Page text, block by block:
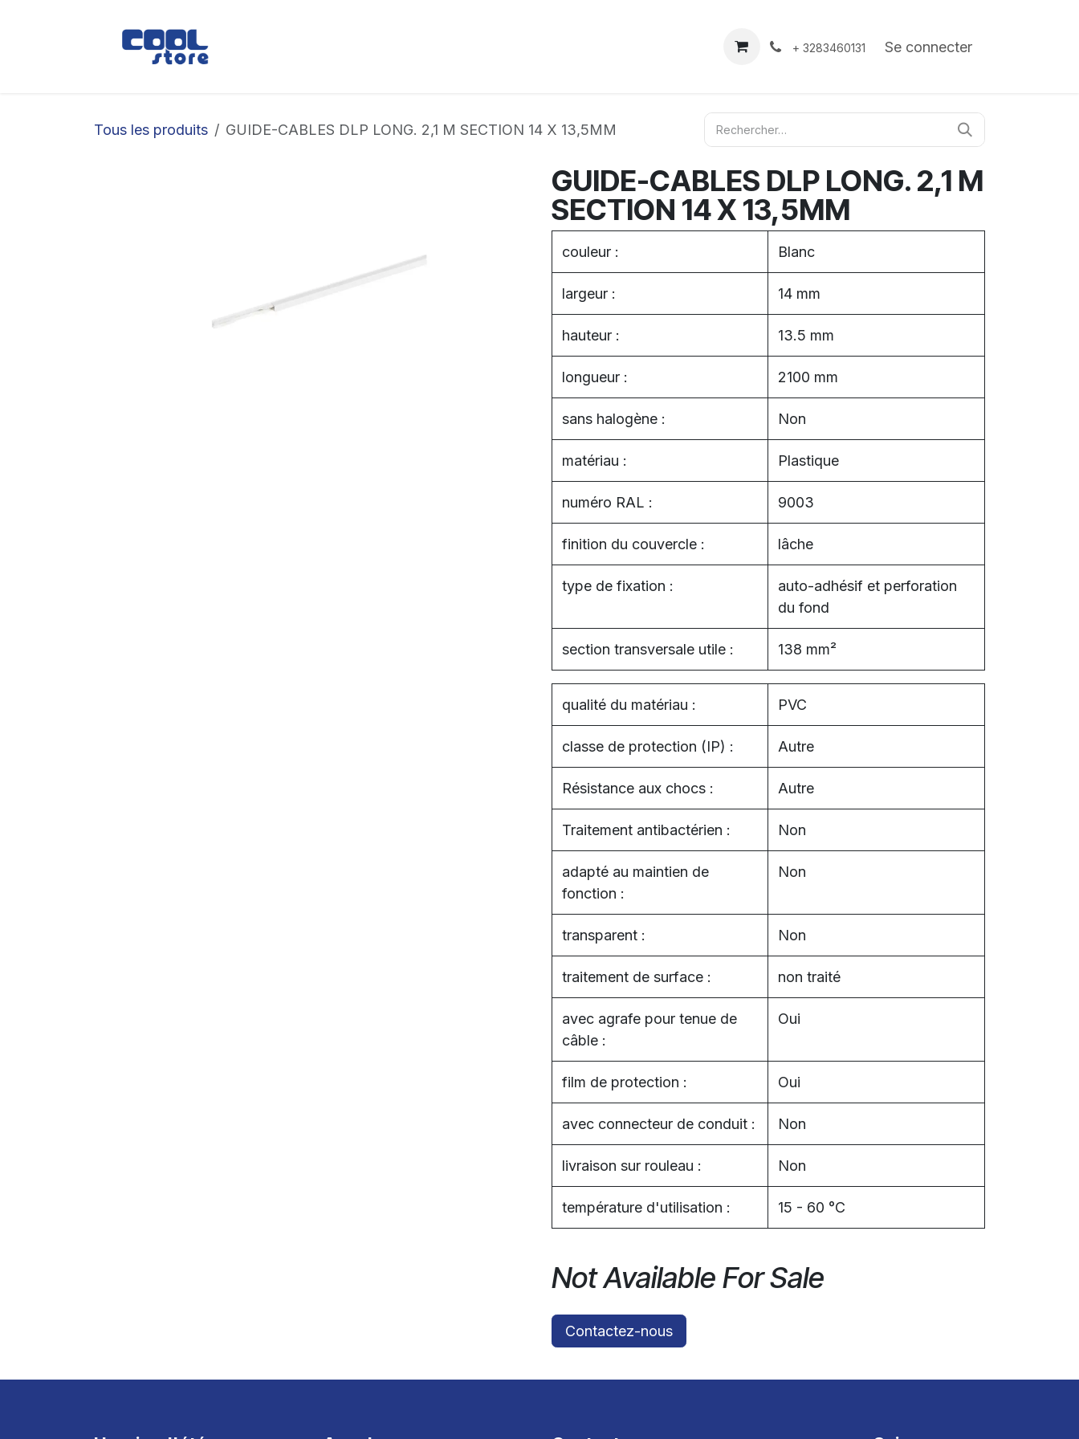
À propos Contact
+ 3283460131 Se connecter
Tous les produits GUIDE-CABLES DLP LONG. 2,1 M SECTION 14 X 13,5MM
GUIDE-CABLES DLP LONG. 2,1 M
SECTION 14 X 13,5MM
couleur : Blanc
largeur : 14 mm
hauteur : 13.5 mm
longueur : 2100 mm
sans halogène : Non
matériau : Plastique
numéro RAL : 9003
finition du couvercle : lâche
type de fixation :
auto-adhésif et perforation
du fond
section transversale utile : 138 mm²
qualité du matériau : PVC
classe de protection (IP) : Autre
Résistance aux chocs : Autre
Traitement antibactérien : Non
adapté au maintien de
fonction :
Non
transparent : Non
traitement de surface : non traité
avec agrafe pour tenue de
câble :
Oui
film de protection : Oui
avec connecteur de conduit : Non
livraison sur rouleau : Non
température d'utilisation : 15 - 60 °C
Not Available For Sale
Contactez-nous